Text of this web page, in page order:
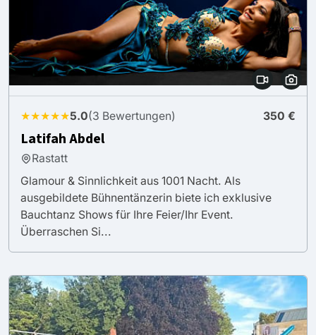
★★★★★5.0(3 Bewertungen) 350 €
Latifah Abdel
Rastatt
Glamour & Sinnlichkeit aus 1001 Nacht. Als
ausgebildete Bühnentänzerin biete ich exklusive
Bauchtanz Shows für Ihre Feier/Ihr Event.
Überraschen Si...